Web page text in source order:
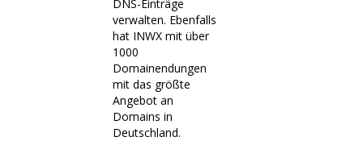
DNS-Einträge
verwalten. Ebenfalls
hat INWX mit über
1000
Domainendungen
mit das größte
Angebot an
Domains in
Deutschland.